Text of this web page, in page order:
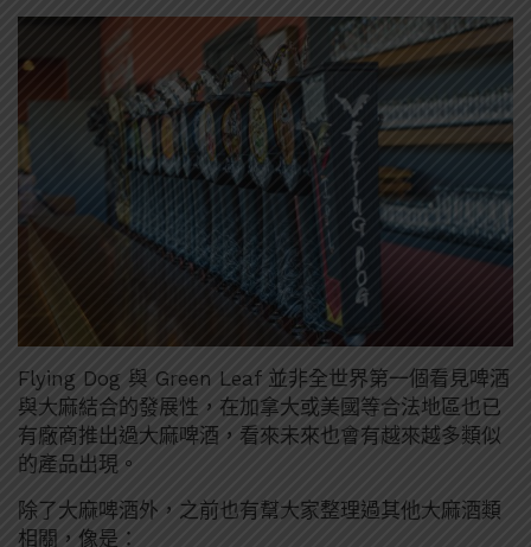
Flying Dog 與 Green Leaf 並非全世界第一個看見啤酒
與大麻結合的發展性，在加拿大或美國等合法地區也已
有廠商推出過大麻啤酒，看來未來也會有越來越多類似
的產品出現。
除了大麻啤酒外，之前也有幫大家整理過其他大麻酒類
相關，像是：